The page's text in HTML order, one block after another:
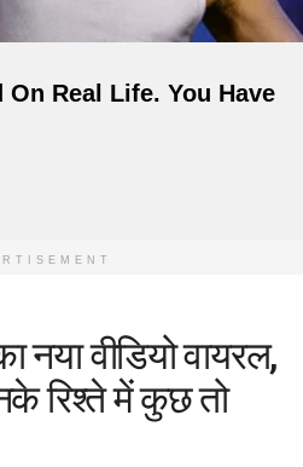
नया वीडियो वायरल,
रिश्ते में कुछ तो